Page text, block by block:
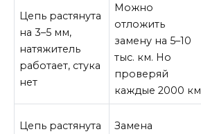
Цепь растянута
на 3–5 мм,
натяжитель
работает, стука
нет
Можно
отложить
замену на 5–10
тыс. км. Но
проверяй
каждые 2000
Цепь растянута
Замена